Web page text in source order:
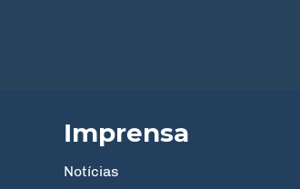
Imprensa
Notícias